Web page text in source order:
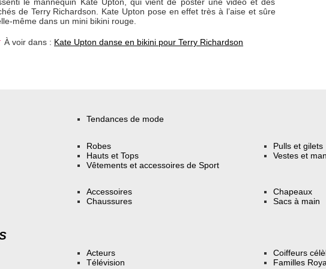
de Terry Richardson. Kate Upton pose en effet très à l’aise et sûre
même dans un mini bikini rouge.
À voir dans : Kate Upton danse en bikini pour Terry Richardson
Tendances de mode
Robes
Hauts et Tops
Vêtements et accessoires de Sport
Pulls et gilets
Vestes et
Accessoires
Chaussures
Chapeaux
Sacs à main
Acteurs
Télévision
Coiffeurs
Familles